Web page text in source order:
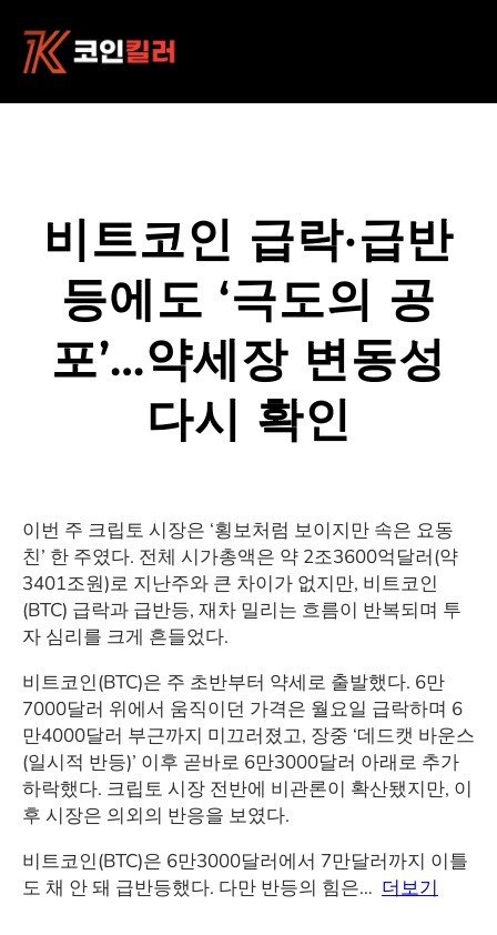
비트코인 급락·급반
등에도 ‘극도의 공
포’…약세장 변동성
다시 확인
이번 주 크립토 시장은 ‘횡보처럼 보이지만 속은 요동
친’ 한 주였다. 전체 시가총액은 약 2조3600억달러(약
3401조원)로 지난주와 큰 차이가 없지만, 비트코인
(BTC) 급락과 급반등, 재차 밀리는 흐름이 반복되며 투
자 심리를 크게 흔들었다.
비트코인(BTC)은 주 초반부터 약세로 출발했다. 6만
7000달러 위에서 움직이던 가격은 월요일 급락하며 6
만4000달러 부근까지 미끄러졌고, 장중 ‘데드캣 바운스
(일시적 반등)’ 이후 곧바로 6만3000달러 아래로 추가
하락했다. 크립토 시장 전반에 비관론이 확산됐지만, 이
후 시장은 의외의 반응을 보였다.
비트코인(BTC)은 6만3000달러에서 7만달러까지 이틀
도 채 안 돼 급반등했다. 다만 반등의 힘은… 더보기